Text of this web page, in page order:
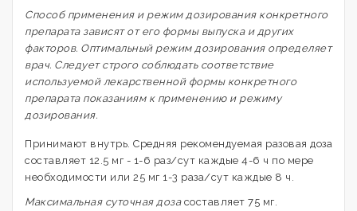
Способ применения и режим дозирования конкретного
препарата зависят от его формы выпуска и других
факторов. Оптимальный режим дозирования определяет
врач. Следует строго соблюдать соответствие
используемой лекарственной формы конкретного
препарата показаниям к применению и режиму
дозирования.
Принимают внутрь. Средняя рекомендуемая разовая доза
составляет 12.5 мг - 1-6 раз/сут каждые 4-6 ч по мере
необходимости или 25 мг 1-3 раза/сут каждые 8 ч.
Максимальная суточная дозасоставляет 75 мг.